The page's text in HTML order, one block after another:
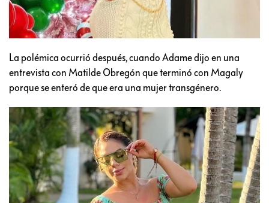
La polémica ocurrió después, cuando Adame dijo en una
entrevista con Matilde Obregón que terminó con Magaly
porque se enteró de que era una mujer transgénero.